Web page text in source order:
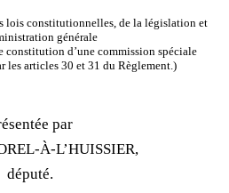
lois constitutionnelles, de la législation et
générale
constitution d’une commission spéciale
les articles 30 et 31 du Règlement.)
par
député.